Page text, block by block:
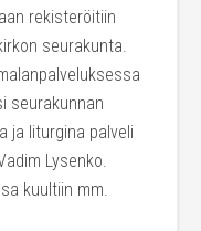
rekisteröitiin
seurakunta.
seurakunnan
ja liturgina palveli
Lysenko.
kuultiin mm.